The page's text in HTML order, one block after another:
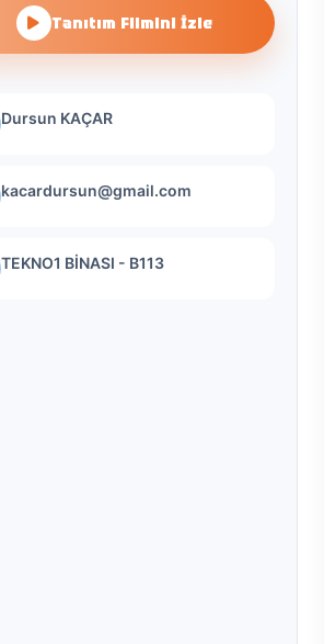
Tanıtım Filmini İzle
Dursun KAÇAR
kacardursun@gmail.com
TEKNO1 BİNASI - B113